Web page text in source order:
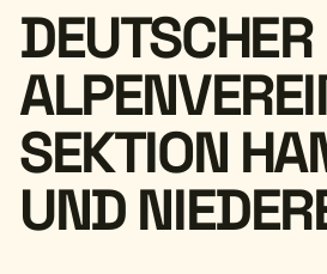
DEUTSCHER
SEKTION
UND